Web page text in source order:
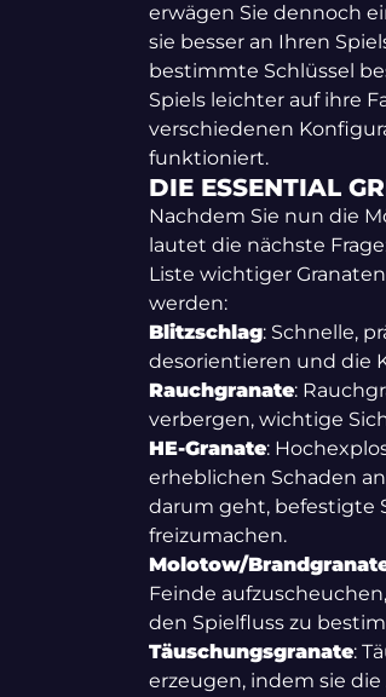
erwägen Sie dennoch
sie besser an Ihren
bestimmte Schlüssel
Spiels leichter auf ihre
verschiedenen
funktioniert.
DIE ESSENTIAL
Nachdem Sie nun die
lautet die nächste
Liste wichtiger
werden:
Blitzschlag: Schnelle,
desorientieren und die
Rauchgranate:
verbergen, wichtige
HE-Granate:
erheblichen Schaden
darum geht, befestigte
freizumachen.
Molotow/
Feinde
den Spielfluss zu
Täuschungsgranate:
erzeugen, indem sie